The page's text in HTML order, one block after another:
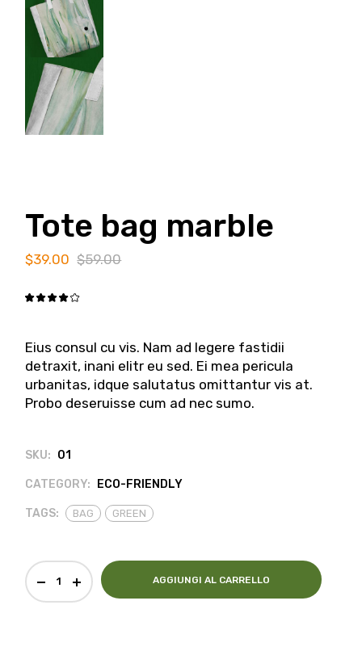
Tote bag marble
$59.00
$39.00
Eius consul cu vis. Nam ad legere fastidii
detraxit, inani elitr eu sed. Ei mea pericula
urbanitas, idque salutatus omittantur vis at.
Probo deseruisse cum ad nec sumo.
SKU: 01
CATEGORY: ECO-FRIENDLY
TAGS: BAG GREEN
AGGIUNGI AL CARRELLO